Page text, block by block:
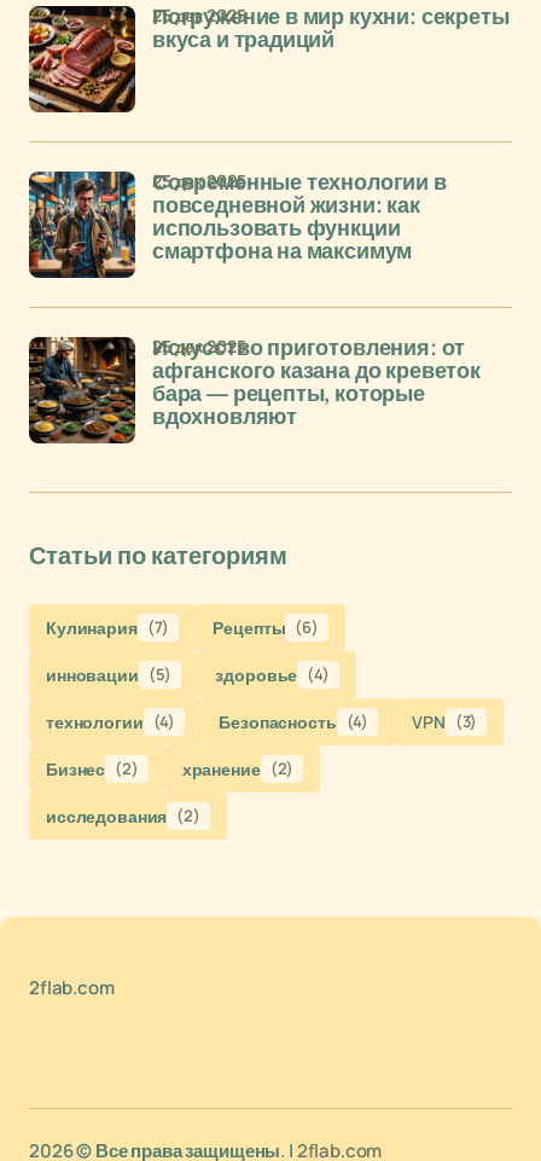
Погружение в мир кухни: секреты
вкуса и традиций
25 дек 2025
Современные технологии в
повседневной жизни: как
использовать функции
смартфона на максимум
25 дек 2025
Искусство приготовления: от
афганского казана до креветок
бара — рецепты, которые
вдохновляют
25 дек 2025
Статьи по категориям
Кулинария (7) Рецепты (6)
инновации (5) здоровье (4)
технологии (4) Безопасность (4) VPN (3)
Бизнес (2) хранение (2)
исследования (2)
2flab.com
2026 © Все права защищены. |2flab.com